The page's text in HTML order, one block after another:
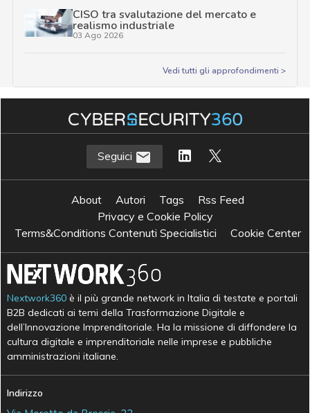
CISO tra svalutazione del mercato e
realismo industriale
03 Ago 2026
Vedi tutti gli approfondimenti >
Seguici
About Autori Tags
Rss Feed
Privacy e Cookie Policy
Terms&Conditions Contenuti Specialistici
Cookie Center
Nextwork360 è il più grande network in Italia di testate e portali
B2B dedicati ai temi della Trasformazione Digitale e
dell’Innovazione Imprenditoriale. Ha la missione di diffondere la
cultura digitale e imprenditoriale nelle imprese e pubbliche
amministrazioni italiane.
Indirizzo